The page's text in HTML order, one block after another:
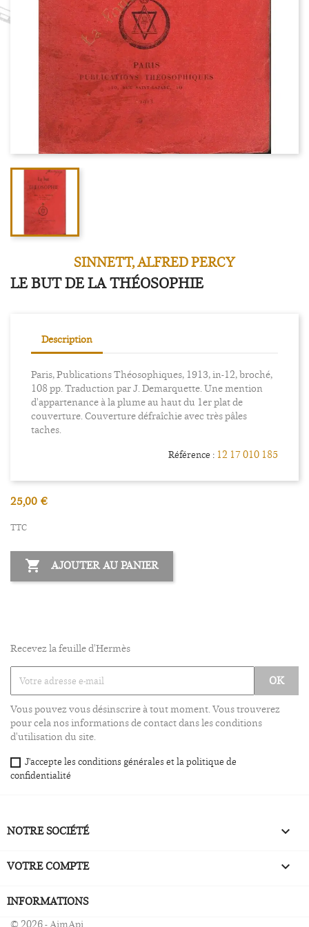
SINNETT, ALFRED PERCY
LE BUT DE LA THÉOSOPHIE
Description
Paris, Publications Théosophiques, 1913, in-12, broché,
108 pp. Traduction par J. Demarquette. Une mention
d'appartenance à la plume au haut du 1er plat de
couverture. Couverture défraîchie avec très pâles
taches.
Référence : 12 17 010 185
25,00 €
TTC
 AJOUTER AU PANIER
Recevez la feuille d'Hermès
Vous pouvez vous désinscrire à tout moment. Vous trouverez
pour cela nos informations de contact dans les conditions
d'utilisation du site.
J'accepte les conditions générales et la politique de
confidentialité
NOTRE SOCIÉTÉ 
VOTRE COMPTE 
INFORMATIONS
© 2026 - AimApi